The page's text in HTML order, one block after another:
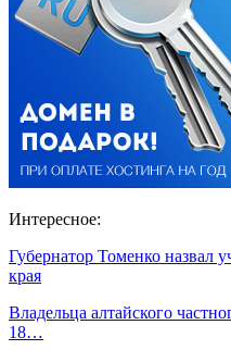
Интересное:
Губернатор Томенко назвал
края
Владельца алтайского
18…